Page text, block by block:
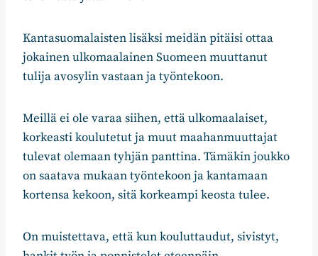
Kantasuomalaisten lisäksi meidän pitäisi ottaa
jokainen ulkomaalainen Suomeen muuttanut
tulija avosylin vastaan ja työntekoon.
Meillä ei ole varaa siihen, että ulkomaalaiset,
korkeasti koulutetut ja muut maahanmuuttajat
tulevat olemaan tyhjän panttina. Tämäkin joukko
on saatava mukaan työntekoon ja kantamaan
kortensa kekoon, sitä korkeampi keosta tulee.
On muistettava, että kun kouluttaudut, sivistyt,